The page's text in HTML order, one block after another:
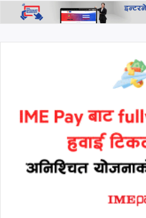
धेरै टाढा हुने छैनन्"